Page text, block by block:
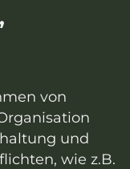
von
und
wie z.B.